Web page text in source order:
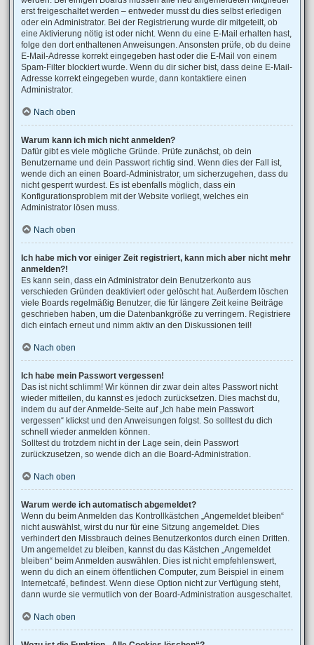
erst freigeschaltet werden – entweder musst du dies selbst erledigen
oder ein Administrator. Bei der Registrierung wurde dir mitgeteilt, ob
eine Aktivierung nötig ist oder nicht. Wenn du eine E-Mail erhalten hast,
folge den dort enthaltenen Anweisungen. Ansonsten prüfe, ob du deine
E-Mail-Adresse korrekt eingegeben hast oder die E-Mail von einem
Spam-Filter blockiert wurde. Wenn du dir sicher bist, dass deine E-Mail-
Adresse korrekt eingegeben wurde, dann kontaktiere einen
Administrator.
Nach oben
Warum kann ich mich nicht anmelden?
Dafür gibt es viele mögliche Gründe. Prüfe zunächst, ob dein
Benutzername und dein Passwort richtig sind. Wenn dies der Fall ist,
wende dich an einen Board-Administrator, um sicherzugehen, dass du
nicht gesperrt wurdest. Es ist ebenfalls möglich, dass ein
Konfigurationsproblem mit der Website vorliegt, welches ein
Administrator lösen muss.
Nach oben
Ich habe mich vor einiger Zeit registriert, kann mich aber nicht mehr
anmelden?!
Es kann sein, dass ein Administrator dein Benutzerkonto aus
verschieden Gründen deaktiviert oder gelöscht hat. Außerdem löschen
viele Boards regelmäßig Benutzer, die für längere Zeit keine Beiträge
geschrieben haben, um die Datenbankgröße zu verringern. Registriere
dich einfach erneut und nimm aktiv an den Diskussionen teil!
Nach oben
Ich habe mein Passwort vergessen!
Das ist nicht schlimm! Wir können dir zwar dein altes Passwort nicht
wieder mitteilen, du kannst es jedoch zurücksetzen. Dies machst du,
indem du auf der Anmelde-Seite auf „Ich habe mein Passwort
vergessen“ klickst und den Anweisungen folgst. So solltest du dich
schnell wieder anmelden können.
Solltest du trotzdem nicht in der Lage sein, dein Passwort
zurückzusetzen, so wende dich an die Board-Administration.
Nach oben
Warum werde ich automatisch abgemeldet?
Wenn du beim Anmelden das Kontrollkästchen „Angemeldet bleiben“
nicht auswählst, wirst du nur für eine Sitzung angemeldet. Dies
verhindert den Missbrauch deines Benutzerkontos durch einen Dritten.
Um angemeldet zu bleiben, kannst du das Kästchen „Angemeldet
bleiben“ beim Anmelden auswählen. Dies ist nicht empfehlenswert,
wenn du dich an einem öffentlichen Computer, zum Beispiel in einem
Internetcafé, befindest. Wenn diese Option nicht zur Verfügung steht,
dann wurde sie vermutlich von der Board-Administration ausgeschaltet.
Nach oben